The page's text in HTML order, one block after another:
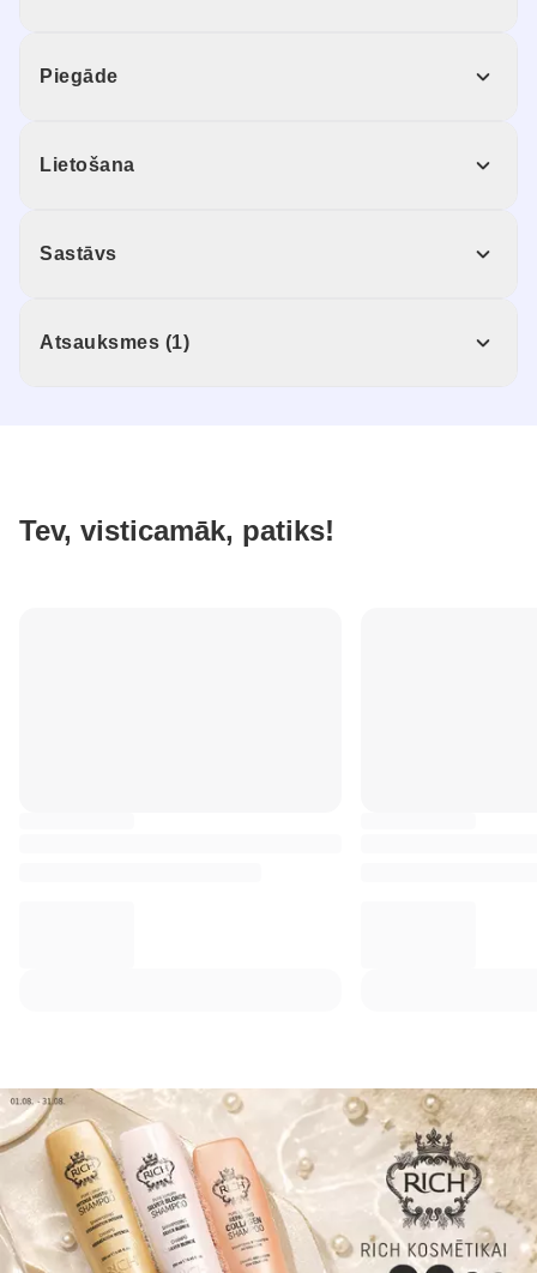
Piegāde
Lietošana
Sastāvs
Atsauksmes (1)
Tev, visticamāk, patiks!